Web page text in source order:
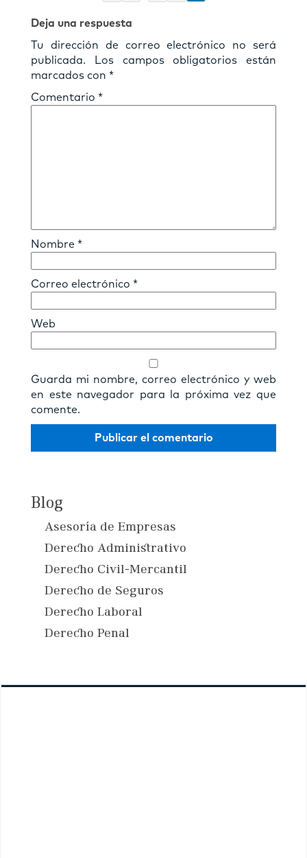
Deja una respuesta
Tu dirección de correo electrónico no será
publicada.
Los campos obligatorios están
marcados con *
Comentario *
Nombre *
Correo electrónico *
Web
Guarda mi nombre, correo electrónico y web
en este navegador para la próxima vez que
comente.
Blog
Asesoría de Empresas
Derecho Administrativo
Derecho Civil-Mercantil
Derecho de Seguros
Derecho Laboral
Derecho Penal